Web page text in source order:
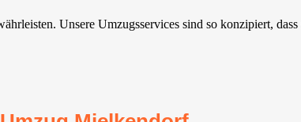
Unsere Umzugsservices sind so konzipiert,